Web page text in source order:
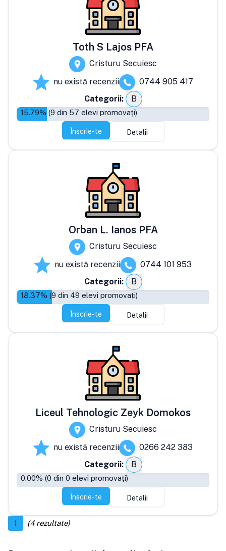
Toth S Lajos PFA
Cristuru Secuiesc
nu există recenzii
0744 905 417
Categorii:
B
15.79% (9 din 57 elevi promovați)
Înscrie-te Detalii
Orban L. Ianos PFA
Cristuru Secuiesc
nu există recenzii
0744 101 953
Categorii:
B
18.37% (9 din 49 elevi promovați)
Înscrie-te Detalii
Liceul Tehnologic Zeyk Domokos
Cristuru Secuiesc
nu există recenzii
0266 242 383
Categorii:
B
0.00% (0 din 0 elevi promovați)
Înscrie-te Detalii
1 (4rezultate)